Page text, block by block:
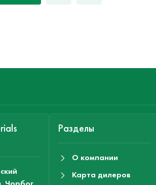
Разделы
О компании
Карта дилеров